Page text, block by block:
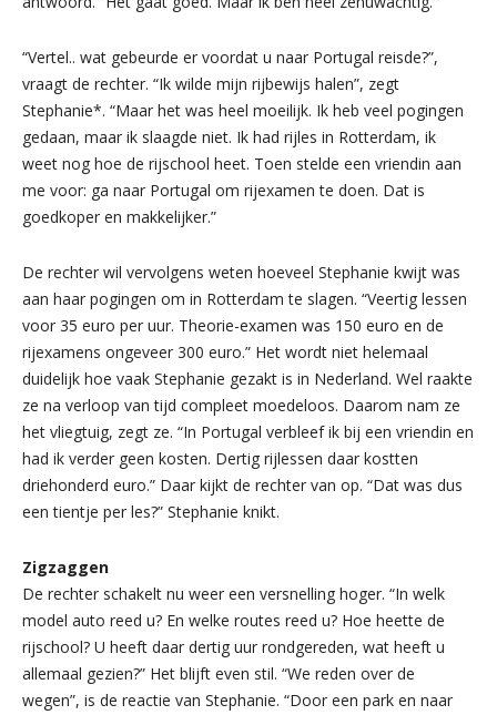
“Vertel.. wat gebeurde er voordat u naar Portugal reisde?”,
vraagt de rechter. “Ik wilde mijn rijbewijs halen”, zegt
Stephanie*. “Maar het was heel moeilijk. Ik heb veel pogingen
gedaan, maar ik slaagde niet. Ik had rijles in Rotterdam, ik
weet nog hoe de rijschool heet. Toen stelde een vriendin aan
me voor: ga naar Portugal om rijexamen te doen. Dat is
goedkoper en makkelijker.”
De rechter wil vervolgens weten hoeveel Stephanie kwijt was
aan haar pogingen om in Rotterdam te slagen. “Veertig lessen
voor 35 euro per uur. Theorie-examen was 150 euro en de
rijexamens ongeveer 300 euro.” Het wordt niet helemaal
duidelijk hoe vaak Stephanie gezakt is in Nederland. Wel raakte
ze na verloop van tijd compleet moedeloos. Daarom nam ze
het vliegtuig, zegt ze. “In Portugal verbleef ik bij een vriendin en
had ik verder geen kosten. Dertig rijlessen daar kostten
driehonderd euro.” Daar kijkt de rechter van op. “Dat was dus
een tientje per les?” Stephanie knikt.
Zigzaggen
De rechter schakelt nu weer een versnelling hoger. “In welk
model auto reed u? En welke routes reed u? Hoe heette de
rijschool? U heeft daar dertig uur rondgereden, wat heeft u
allemaal gezien?” Het blijft even stil. “We reden over de
wegen”, is de reactie van Stephanie. “Door een park en naar